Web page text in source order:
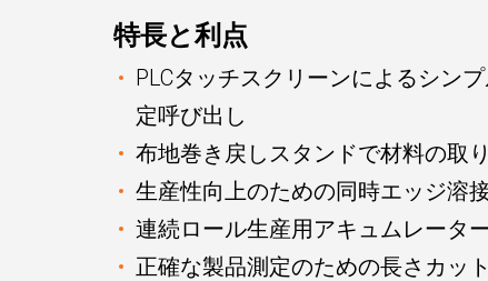
特長と利点
PLCタッチスクリーンによるシン
定呼び出し
布地巻き戻しスタンドで材料の取
生産性向上のための同時エッジ溶
連続ロール生産用アキュムレータ
正確な製品測定のための長さカット